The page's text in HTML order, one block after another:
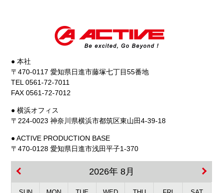
● 本社
〒470-0117 愛知県日進市藤塚七丁目55番地
TEL 0561-72-7011
FAX 0561-72-7012
● 横浜オフィス
〒224-0023 神奈川県横浜市都筑区東山田4-39-18
● ACTIVE PRODUCTION BASE
〒470-0128 愛知県日進市浅田平子1-370
2026年 8月